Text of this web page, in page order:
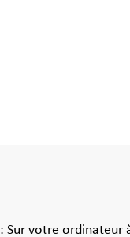
: Sur votre ordinateur